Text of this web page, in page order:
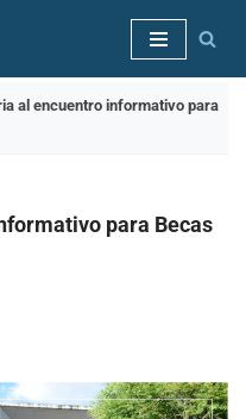
al encuentro informativo para
para Becas